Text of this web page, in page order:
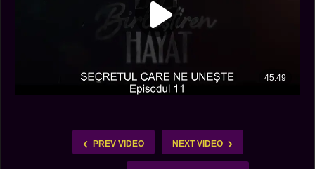
PREV VIDEO NEXT VIDEO